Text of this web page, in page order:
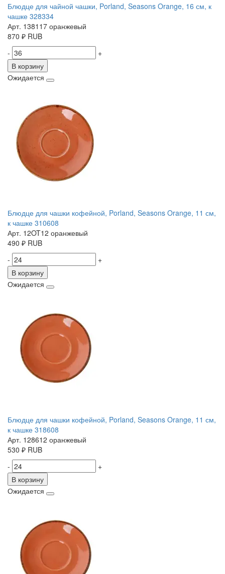
Блюдце для чайной чашки, Porland, Seasons Orange, 16 см, к
чашке 328334
Арт. 138117 оранжевый
870 ₽ RUB
-
+
В корзину
Ожидается
Блюдце для чашки кофейной, Porland, Seasons Orange, 11 см,
к чашке 310608
Арт. 12OT12 оранжевый
490 ₽ RUB
-
+
В корзину
Ожидается
Блюдце для чашки кофейной, Porland, Seasons Orange, 11 см,
к чашке 318608
Арт. 128612 оранжевый
530 ₽ RUB
-
+
В корзину
Ожидается